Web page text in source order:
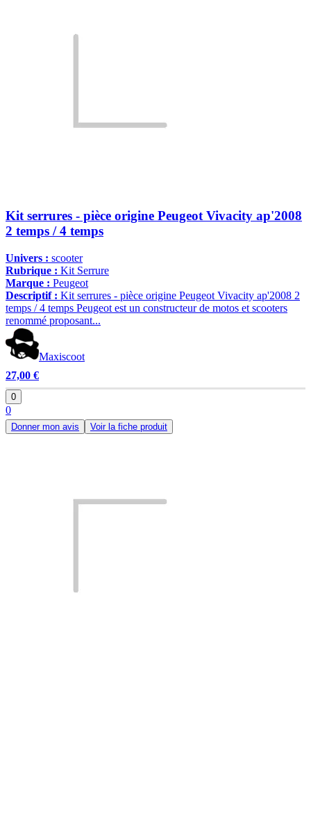
Kit serrures - pièce origine Peugeot Vivacity ap'2008
2 temps / 4 temps
Univers : scooter
Rubrique : Kit Serrure
Marque : Peugeot
Descriptif : Kit serrures - pièce origine Peugeot Vivacity ap'2008 2
temps / 4 temps Peugeot est un constructeur de motos et scooters
renommé proposant...
Maxiscoot
27,00 €
0
0
Donner mon avis Voir la fiche produit